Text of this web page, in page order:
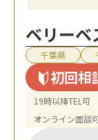
ベリーベ
千葉県
初回相
19時以降TEL可
オンライン面談